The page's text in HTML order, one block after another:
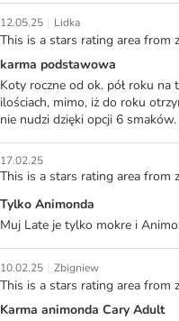
12.05.25 | Lidka
This is a stars rating area from
karma podstawowa
Koty roczne od ok. pół roku na
ilościach, mimo, iż do roku
nie nudzi dzięki opcji 6 smaków.
17.02.25
This is a stars rating area from
Tylko Animonda
Muj Late je tylko mokre i
10.02.25 | Zbigniew
This is a stars rating area from
Karma animonda Cary Adult